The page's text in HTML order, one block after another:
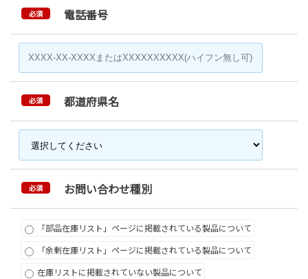
必須 電話番号
必須 都道府県名
必須 お問い合わせ種別
「部品在庫リスト」ページに掲載されている製品について
「余剰在庫リスト」ページに掲載されている製品について
在庫リストに掲載されていない製品について